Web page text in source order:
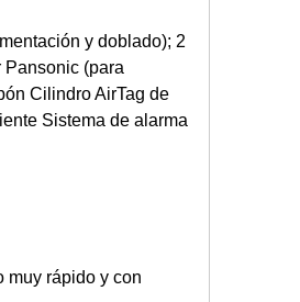
y doblado); 2
Pansonic (para
Cilindro AirTag de
Sistema de alarma
muy rápido y con